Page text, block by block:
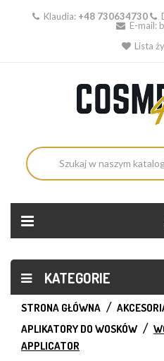
Klaudia: +48 730634730
E-mail:
Lista
KATEGORIE
STRONA GŁÓWNA
APLIKATORY DO WOSKÓW
APPLICATOR